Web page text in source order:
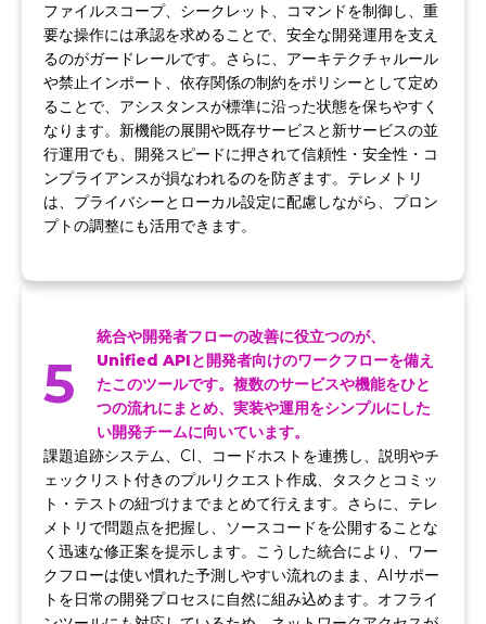
ファイルスコープ、シークレット、コマンドを制御し、重
要な操作には承認を求めることで、安全な開発運用を支え
るのがガードレールです。さらに、アーキテクチャルール
や禁止インポート、依存関係の制約をポリシーとして定め
ることで、アシスタンスが標準に沿った状態を保ちやすく
なります。新機能の展開や既存サービスと新サービスの並
行運用でも、開発スピードに押されて信頼性・安全性・コ
ンプライアンスが損なわれるのを防ぎます。テレメトリ
は、プライバシーとローカル設定に配慮しながら、プロン
プトの調整にも活用できます。
5
統合や開発者フローの改善に役立つのが、
Unified APIと開発者向けのワークフローを備え
たこのツールです。複数のサービスや機能をひと
つの流れにまとめ、実装や運用をシンプルにした
い開発チームに向いています。
課題追跡システム、CI、コードホストを連携し、説明やチ
ェックリスト付きのプルリクエスト作成、タスクとコミッ
ト・テストの紐づけまでまとめて行えます。さらに、テレ
メトリで問題点を把握し、ソースコードを公開することな
く迅速な修正案を提示します。こうした統合により、ワー
クフローは使い慣れた予測しやすい流れのまま、AIサポー
トを日常の開発プロセスに自然に組み込めます。オフライ